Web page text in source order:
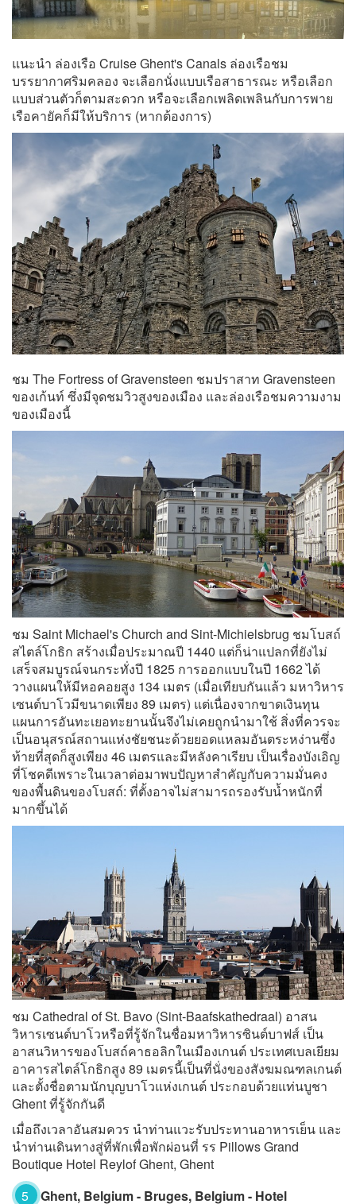
แนะนำ ล่องเรือ Cruise Ghent's Canals ล่องเรือชม
บรรยากาศริมคลอง จะเลือกนั่งแบบเรือสาธารณะ หรือเลือก
แบบส่วนตัวก็ตามสะดวก หรือจะเลือกเพลิดเพลินกับการพาย
เรือคายัคก็มีให้บริการ (หากต้องการ)
ชม The Fortress of Gravensteen ชมปราสาท Gravensteen
ของเก้นท์ ซึ่งมีจุดชมวิวสูงของเมือง และล่องเรือชมความงาม
ของเมืองนี้
ชม Saint Michael's Church and Sint-Michielsbrug ชมโบสถ์
สไตล์โกธิก สร้างเมื่อประมาณปี 1440 แต่ก็น่าแปลกที่ยังไม่
เสร็จสมบูรณ์จนกระทั่งปี 1825 การออกแบบในปี 1662 ได้
วางแผนให้มีหอคอยสูง 134 เมตร (เมื่อเทียบกันแล้ว มหาวิหาร
เซนต์บาโวมีขนาดเพียง 89 เมตร) แต่เนื่องจากขาดเงินทุน
แผนการอันทะเยอทะยานนั้นจึงไม่เคยถูกนำมาใช้ สิ่งที่ควรจะ
เป็นอนุสรณ์สถานแห่งชัยชนะด้วยยอดแหลมอันตระหง่านซึ่ง
ท้ายที่สุดก็สูงเพียง 46 เมตรและมีหลังคาเรียบ เป็นเรื่องบังเอิญ
ที่โชคดีเพราะในเวลาต่อมาพบปัญหาสำคัญกับความมั่นคง
ของพื้นดินของโบสถ์: ที่ตั้งอาจไม่สามารถรองรับน้ำหนักที่
มากขึ้นได้
ชม Cathedral of St. Bavo (Sint-Baafskathedraal) อาสน
วิหารเซนต์บาโวหรือที่รู้จักในชื่อมหาวิหารซินต์บาฟส์ เป็น
อาสนวิหารของโบสถ์คาธอลิกในเมืองเกนต์ ประเทศเบลเยียม
อาคารสไตล์โกธิกสูง 89 เมตรนี้เป็นที่นั่งของสังฆมณฑลเกนต์
และตั้งชื่อตามนักบุญบาโวแห่งเกนต์ ประกอบด้วยแท่นบูชา
Ghent ที่รู้จักกันดี
เมื่อถึงเวลาอันสมควร นำท่านแวะรับประทานอาหารเย็น และ
นำท่านเดินทางสู่ที่พักเพื่อพักผ่อนที่ รร Pillows Grand
Boutique Hotel Reylof Ghent, Ghent
5
Ghent, Belgium - Bruges, Belgium - Hotel